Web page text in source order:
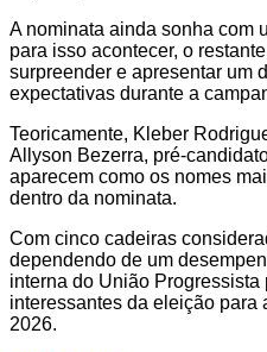
A nominata ainda sonha com
para isso acontecer, o
surpreender e apresentar um
expectativas durante a
Teoricamente, Kleber
Allyson Bezerra, pré-
aparecem como os nomes
dentro da nominata.
Com cinco cadeiras
dependendo de um
interna do União
interessantes da eleição para
2026.